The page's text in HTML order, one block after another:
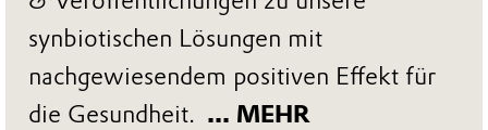
synbiotischen Lösungen mit
nachgewiesendem positiven Effekt für
die Gesundheit. ... MEHR